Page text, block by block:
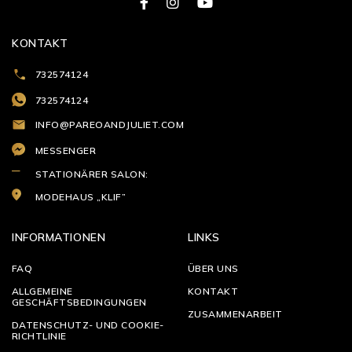
KONTAKT
732574124
732574124
INFO@PAREOANDJULIET.COM
MESSENGER
STATIONÄRER SALON:
MODEHAUS „KLIF”
INFORMATIONEN
FAQ
ALLGEMEINE
GESCHÄFTSBEDINGUNGEN
DATENSCHUTZ- UND COOKIE-
RICHTLINIE
LINKS
ÜBER UNS
KONTAKT
ZUSAMMENARBEIT